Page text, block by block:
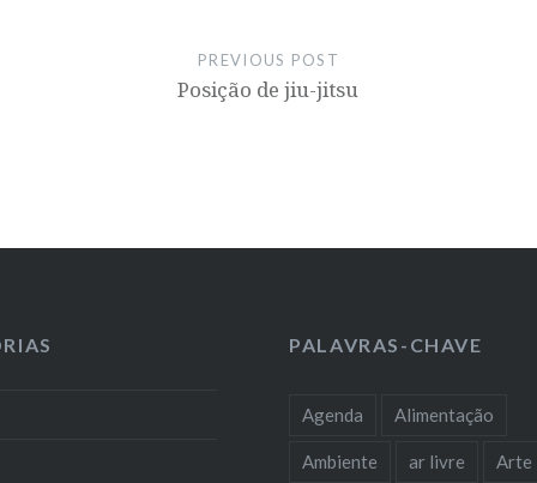
PREVIOUS POST
Posição de jiu-jitsu
PALAVRAS-CHAVE
Agenda Alimentação
Ambiente ar livre Arte